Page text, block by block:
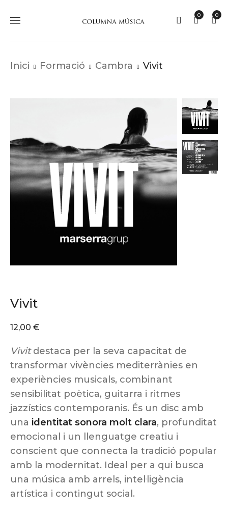
0
0
Inici Formació Cambra Vivit
Vivit
12,00 €
Vivitdestaca per la seva capacitat de
transformar vivències mediterrànies en
experiències musicals, combinant
sensibilitat poètica, guitarra i ritmes
jazzístics contemporanis. És un disc amb
una identitat sonora molt clara, profunditat
emocional i un llenguatge creatiu i
conscient que connecta la tradició popular
amb la modernitat. Ideal per a qui busca
una música amb arrels, intel·ligència
artística i contingut social.